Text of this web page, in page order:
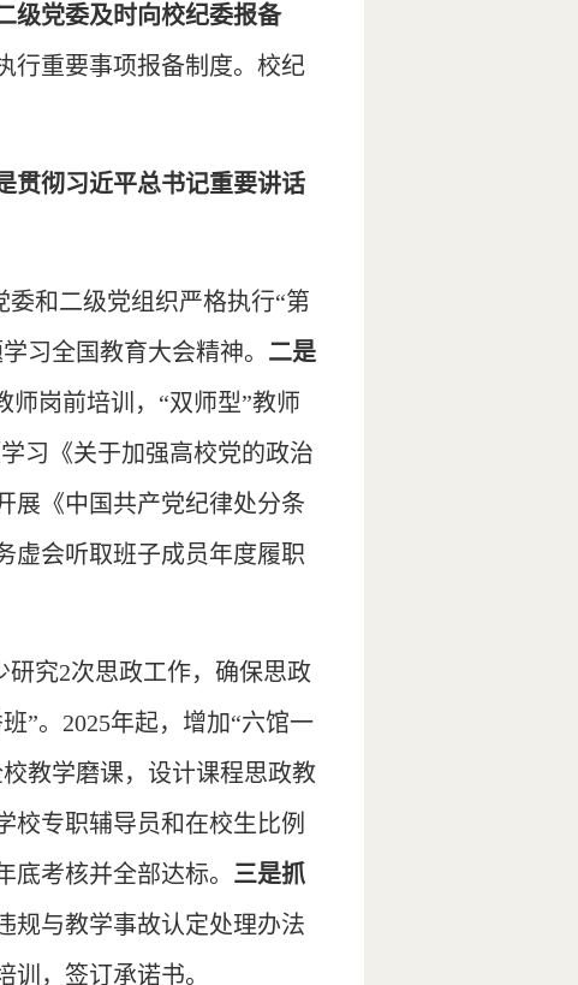
级党委及时向校纪委报备
行重要事项报备制度。校纪
贯彻习近平总书记重要讲话
委和二级党组织严格执行“第
习全国教育大会精神。 二是
师岗前培训，“双师型”教师
习《关于加强高校党的政治
展《中国共产党纪律处分条
虚会听取班子成员年度履职
研究2次思政工作，确保思政
”。2025年起，增加“六馆一
教学磨课，设计课程思政教
校专职辅导员和在校生比例
考核并全部达标。 三是抓
规与教学事故认定处理办法
，签订承诺书。